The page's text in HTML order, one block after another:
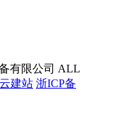
有限公司 ALL
建站 浙ICP备